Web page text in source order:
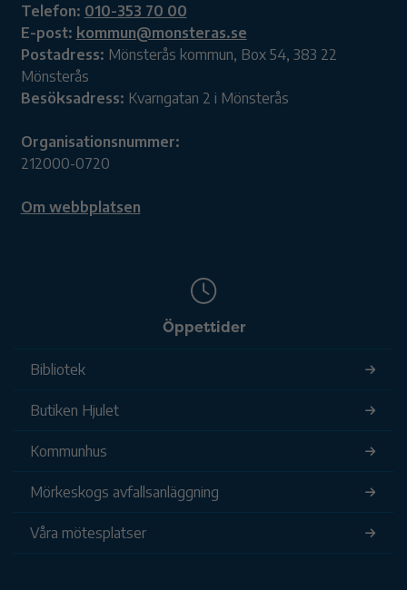
Telefon: 010-353 70 00
E-post: kommun@monsteras.se
Postadress: Mönsterås kommun, Box 54, 383 22
Mönsterås
Besöksadress: Kvarngatan 2 i Mönsterås
Organisationsnummer:
212000-0720
Om webbplatsen
Öppettider
Bibliotek
Butiken Hjulet
Kommunhus
Mörkeskogs avfallsanläggning
Våra mötesplatser